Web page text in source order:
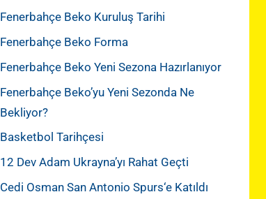
Fenerbahçe Beko Kuruluş Tarihi
Fenerbahçe Beko Forma
Fenerbahçe Beko Yeni Sezona Hazırlanıyor
Fenerbahçe Beko’yu Yeni Sezonda Ne
Bekliyor?
Basketbol Tarihçesi
12 Dev Adam Ukrayna’yı Rahat Geçti
Cedi Osman San Antonio Spurs‘e Katıldı